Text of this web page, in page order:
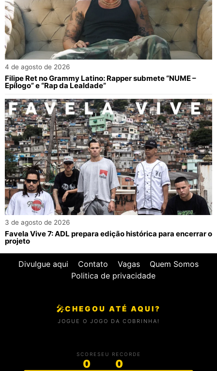
4 de agosto de 2026
Filipe Ret no Grammy Latino: Rapper submete “NUME –
Epílogo” e “Rap da Lealdade”
3 de agosto de 2026
Favela Vive 7: ADL prepara edição histórica para encerrar o
projeto
Divulgue aqui Contato Vagas
Quem Somos
Politica de privacidade
🎤CHEGOU ATÉ AQUI?
JOGUE O JOGO DA COBRINHA!
SCORE
0
SEU RECORDE
0